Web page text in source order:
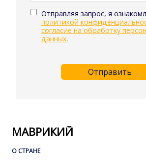
Отправляя запрос, я
политикой
согласие на обработку
данных.
Отправить
МАВРИКИЙ
О СТРАНЕ